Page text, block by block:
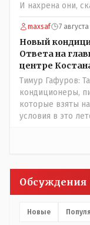
Впрочем, не надо
наверху ,
наверняка они
И нахрена они,
maxsaf 7
Новый
Ответа на
центре
Тимур Гафуров:
кондиционеры,
которые взяты
условия в это
комментарий
температурный
часть -
исправлено.
Обсуждения
Новые